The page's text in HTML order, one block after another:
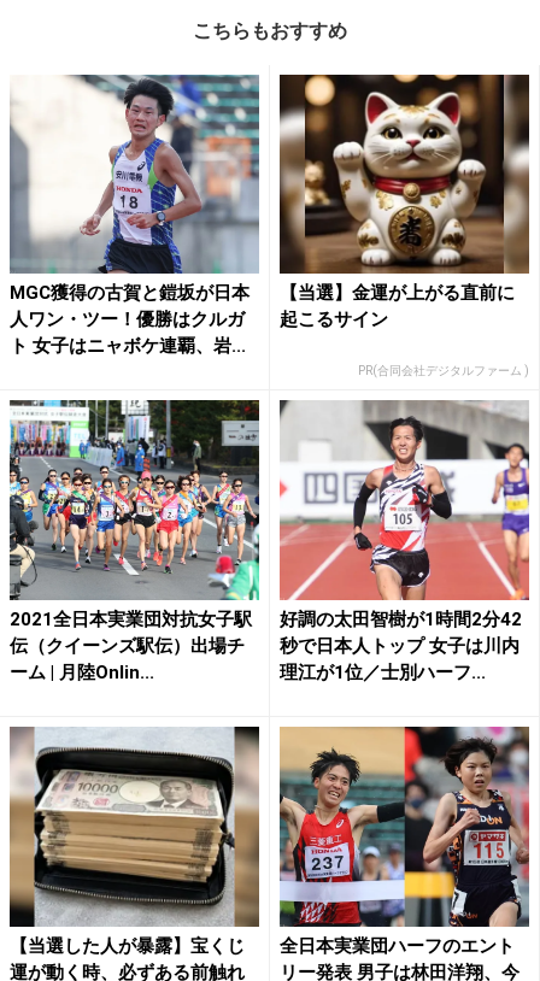
こちらもおすすめ
MGC獲得の古賀と鎧坂が日本
人ワン・ツー！優勝はクルガ
ト 女子はニャボケ連覇、岩...
【当選】金運が上がる直前に
起こるサイン
PR(合同会社デジタルファーム )
2021全日本実業団対抗女子駅
伝（クイーンズ駅伝）出場チ
ーム | 月陸Onlin...
好調の太田智樹が1時間2分42
秒で日本人トップ 女子は川内
理江が1位／士別ハーフ...
【当選した人が暴露】宝くじ
運が動く時、必ずある前触れ
全日本実業団ハーフのエント
リー発表 男子は林田洋翔、今